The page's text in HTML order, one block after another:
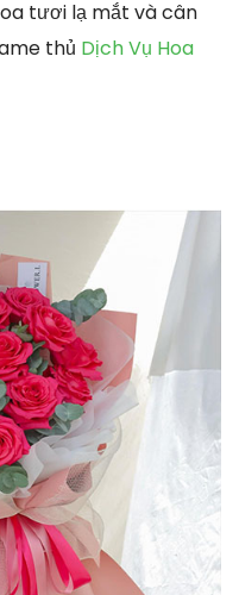
tươi lạ mắt và cân
thủ Dịch Vụ Hoa